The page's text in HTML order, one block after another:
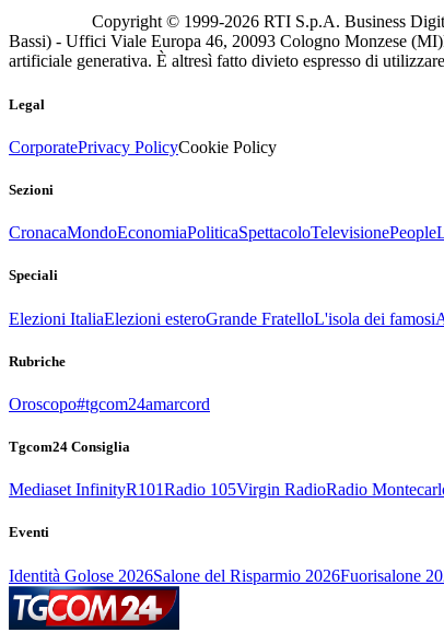
Copyright © 1999-2026 RTI S.p.A. Business
Bassi) - Uffici Viale Europa 46, 20093 Cologno Monzese (MI)
artificiale generativa. È altresì fatto divieto espresso di
Legal
CorporatePrivacy PolicyCookie Policy
Sezioni
CronacaMondoEconomiaPoliticaSpettacoloTelevisionePeople
Speciali
Elezioni ItaliaElezioni esteroGrande FratelloL'isola dei famosi
Rubriche
Oroscopo#tgcom24amarcord
Tgcom24 Consiglia
Mediaset InfinityR101Radio 105Virgin RadioRadio
Eventi
Identità Golose 2026Salone del Risparmio 2026Fuorisalone